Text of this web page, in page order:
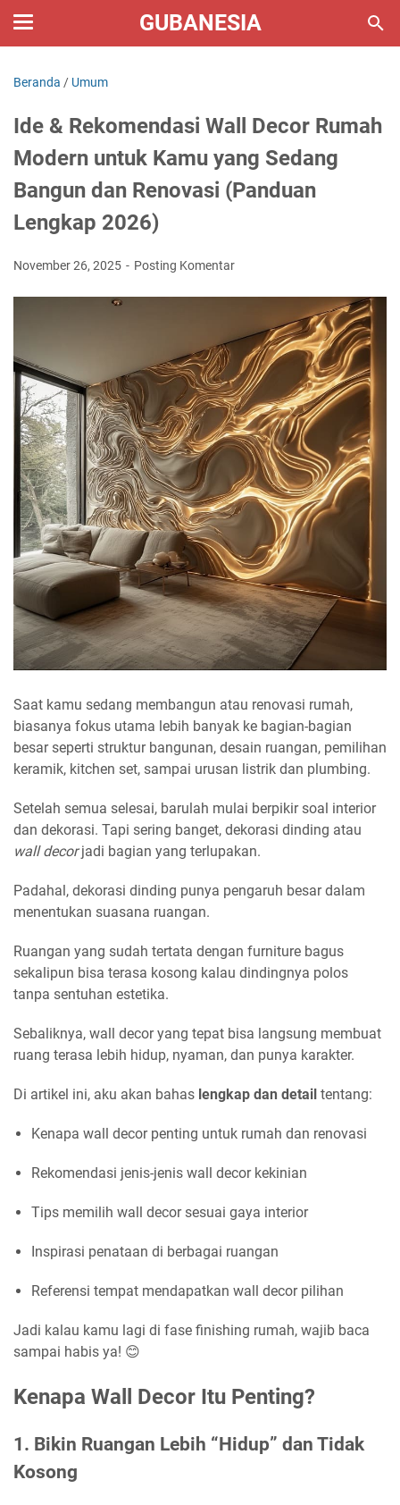
GUBANESIA
Beranda / Umum
Ide & Rekomendasi Wall Decor Rumah
Modern untuk Kamu yang Sedang
Bangun dan Renovasi (Panduan
Lengkap 2026)
November 26, 2025 Posting Komentar
Saat kamu sedang membangun atau renovasi rumah,
biasanya fokus utama lebih banyak ke bagian-bagian
besar seperti struktur bangunan, desain ruangan, pemilihan
keramik, kitchen set, sampai urusan listrik dan plumbing.
Setelah semua selesai, barulah mulai berpikir soal interior
dan dekorasi. Tapi sering banget, dekorasi dinding atau
wall decorjadi bagian yang terlupakan.
Padahal, dekorasi dinding punya pengaruh besar dalam
menentukan suasana ruangan.
Ruangan yang sudah tertata dengan furniture bagus
sekalipun bisa terasa kosong kalau dindingnya polos
tanpa sentuhan estetika.
Sebaliknya, wall decor yang tepat bisa langsung membuat
ruang terasa lebih hidup, nyaman, dan punya karakter.
Di artikel ini, aku akan bahas lengkap dan detail tentang:
Kenapa wall decor penting untuk rumah dan renovasi
Rekomendasi jenis-jenis wall decor kekinian
Tips memilih wall decor sesuai gaya interior
Inspirasi penataan di berbagai ruangan
Referensi tempat mendapatkan wall decor pilihan
Jadi kalau kamu lagi di fase finishing rumah, wajib baca
sampai habis ya! 😊
Kenapa Wall Decor Itu Penting?
1. Bikin Ruangan Lebih “Hidup” dan Tidak
Kosong